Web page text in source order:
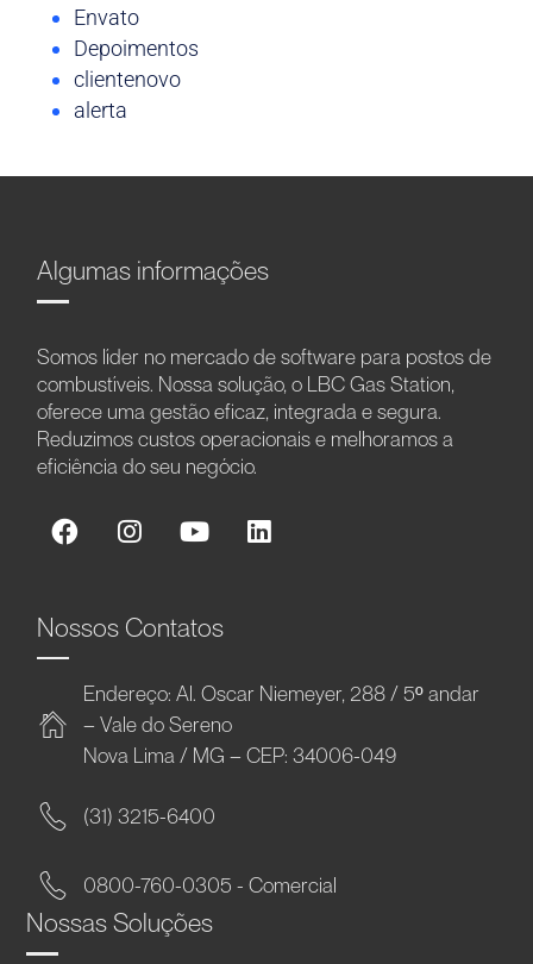
Envato
Depoimentos
clientenovo
alerta
Algumas informações
Somos líder no mercado de software para postos de
combustíveis. Nossa solução, o LBC Gas Station,
oferece uma gestão eficaz, integrada e segura.
Reduzimos custos operacionais e melhoramos a
eficiência do seu negócio.
Nossos Contatos
Endereço: Al. Oscar Niemeyer, 288 / 5º andar
– Vale do Sereno
Nova Lima / MG – CEP: 34006-049
(31) 3215-6400
0800-760-0305 - Comercial
Nossas Soluções